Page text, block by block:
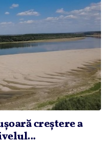
creştere a